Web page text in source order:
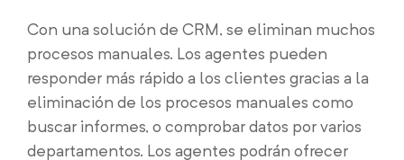
Con una solución de CRM, se eliminan muchos
procesos manuales. Los agentes pueden
responder más rápido a los clientes gracias a la
eliminación de los procesos manuales como
buscar informes, o comprobar datos por varios
departamentos. Los agentes podrán ofrecer